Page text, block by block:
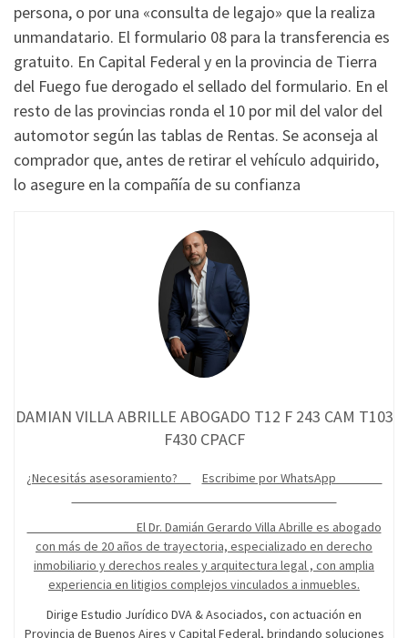
persona, o por una «consulta de legajo» que la realiza
unmandatario. El formulario 08 para la transferencia es
gratuito. En Capital Federal y en la provincia de Tierra
del Fuego fue derogado el sellado del formulario. En el
resto de las provincias ronda el 10 por mil del valor del
automotor según las tablas de Rentas. Se aconseja al
comprador que, antes de retirar el vehículo adquirido,
lo asegure en la compañía de su confianza
DAMIAN VILLA ABRILLE ABOGADO T12 F 243 CAM T103
F430 CPACF
¿Necesitás asesoramiento? Escribime por WhatsApp
El Dr. Damián Gerardo Villa Abrille es abogado
con más de 20 años de trayectoria, especializado en derecho
inmobiliario y derechos reales y arquitectura legal , con amplia
experiencia en litigios complejos vinculados a inmuebles.
Dirige Estudio Jurídico DVA & Asociados, con actuación en
Provincia de Buenos Aires y Capital Federal, brindando soluciones